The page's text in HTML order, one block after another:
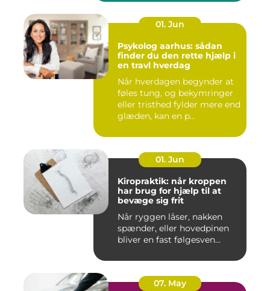
01. Jun
Psykolog aarhus: sådan
finder du den rette hjælp i
en travl hverdag
Når hverdagen begynder at
føles tung, og bekymringer
eller tristhed fylder mere end
glæden, kan en p...
01. Jun
Kiropraktik: når kroppen
har brug for hjælp til at
bevæge sig frit
Når ryggen låser, nakken
spænder, eller hovedpinen
bliver en fast følgesven...
07. May